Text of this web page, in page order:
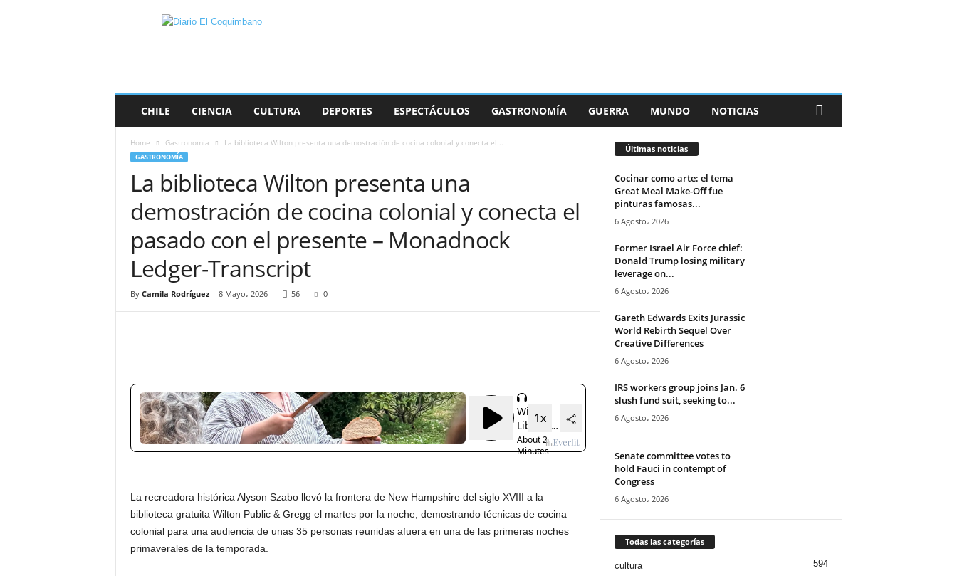
CHILE CIENCIA CULTURA DEPORTES ESPECTÁCULOS GASTRONOMÍA GUERRA MUNDO NOTICIAS
Home Gastronomía La biblioteca Wilton presenta una demostración de cocina colonial y conecta el...
GASTRONOMÍA
La biblioteca Wilton presenta una
demostración de cocina colonial y conecta el
pasado con el presente – Monadnock
Ledger-Transcript
By Camila Rodríguez- 8 Mayo، 2026 56 0
La recreadora histórica Alyson Szabo llevó la frontera de New Hampshire del siglo XVIII a la
biblioteca gratuita Wilton Public & Gregg el martes por la noche, demostrando técnicas de cocina
colonial para una audiencia de unas 35 personas reunidas afuera en una de las primeras noches
primaverales de la temporada.
Últimas noticias
Cocinar como arte: el tema
Great Meal Make-Off fue
pinturas famosas...
6 Agosto، 2026
Former Israel Air Force chief:
Donald Trump losing military
leverage on...
6 Agosto، 2026
Gareth Edwards Exits Jurassic
World Rebirth Sequel Over
Creative Differences
6 Agosto، 2026
IRS workers group joins Jan. 6
slush fund suit, seeking to...
6 Agosto، 2026
Senate committee votes to
hold Fauci in contempt of
Congress
6 Agosto، 2026
Todas las categorías
cultura 594